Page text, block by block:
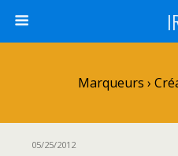
Marqueurs ›
05/25/2012